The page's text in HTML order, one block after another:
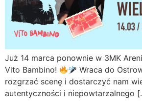
Już 14 marca ponownie w 3MK
Vito Bambino!
Wraca do
rozgrzać scenę i dostarczyć nam
autentyczności i niepowtarzalnego